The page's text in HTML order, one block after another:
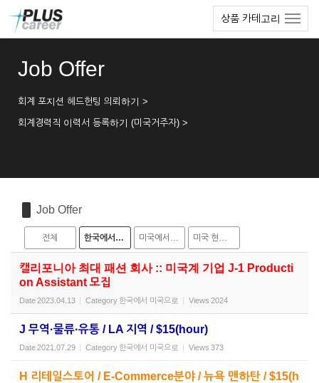
상품 카테고리
Job Offer
회계 포지션 헤드헌팅 의뢰하기 >
회계경력직 이력서 등록하기 (미국거주자) >
Job Offer
전체 한국에서 미국으로 미국에서 한국으로 미국 현지 채용
캘리포니아 최대 패션 회사 :: 미국계 기업 J-1 Producti
on Assistant 모집
Date2023.04.13 Category 한국에서 미국으로 Views 2024
J 무역·물류·유통 / LA 지역 / $15(hour)
Date2021.07.29 Category 한국에서 미국으로 Views 373
H 리테일스토어 / E-Commerce분야 / 뉴욕 맨하탄 / $15(h